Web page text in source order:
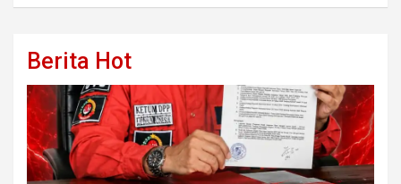
Berita Hot